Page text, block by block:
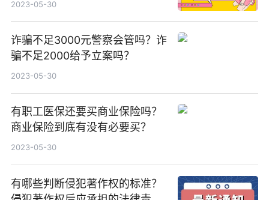
2023-05-30
诈骗不足3000元警察会管吗？诈
骗不足2000给予立案吗？
2023-05-30
有职工医保还要买商业保险吗？
商业保险到底有没有必要买？
2023-05-30
有哪些判断侵犯著作权的标准？